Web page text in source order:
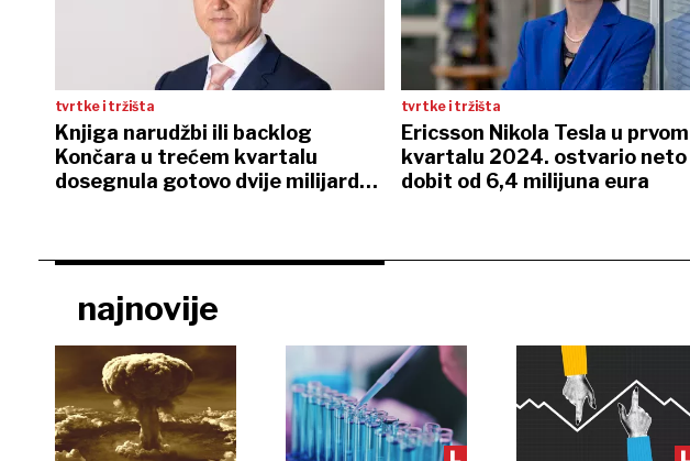
tvrtke i tržišta
Knjiga narudžbi ili backlog
Končara u trećem kvartalu
dosegnula gotovo dvije milijarde
tvrtke i tržišta
Ericsson Nikola Tesla u prvom
kvartalu 2024. ostvario neto
dobit od 6,4 milijuna eura
najnovije